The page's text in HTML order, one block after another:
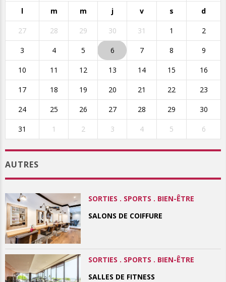
l m m j v s d
27 28 29 30 31 1 2
3 4 5 6 7 8 9
10 11 12 13 14 15 16
17 18 19 20 21 22 23
24 25 26 27 28 29 30
31 1 2 3 4 5 6
AUTRES
SORTIES . SPORTS . BIEN-ÊTRE
SALONS DE COIFFURE
SORTIES . SPORTS . BIEN-ÊTRE
SALLES DE FITNESS